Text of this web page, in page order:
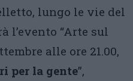
lungo le vie del
l’evento “Arte sul
alle ore 21.00,
per la gente”,